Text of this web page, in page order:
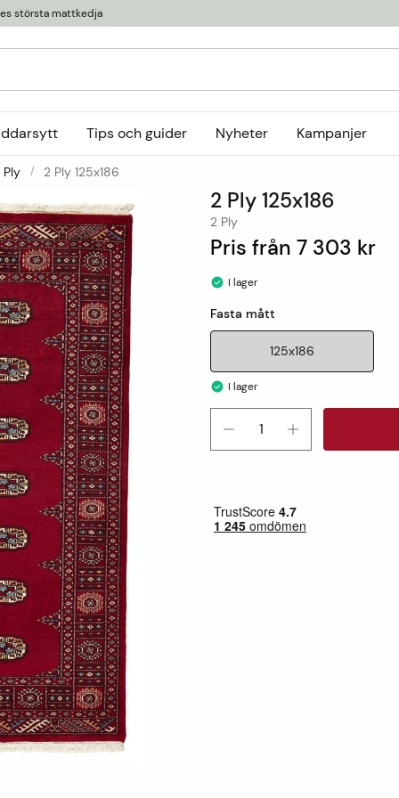
största mattkedja
Ryamattor
Röllakanmattor
Trasmattor
Ullmattor
Utemattor
Viskosmattor
Tillbehör
Kollektioner
InHouse Group
Öglade mattor
Tips och guider Nyheter Kampanjer
Ply 2 Ply 125x186
2 Ply 125x186
2 Ply
Pris från 7 303 kr
I lager
Fasta mått
125x186
I lager